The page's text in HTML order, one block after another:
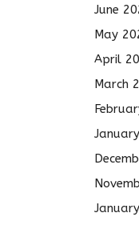
June
May
April
March